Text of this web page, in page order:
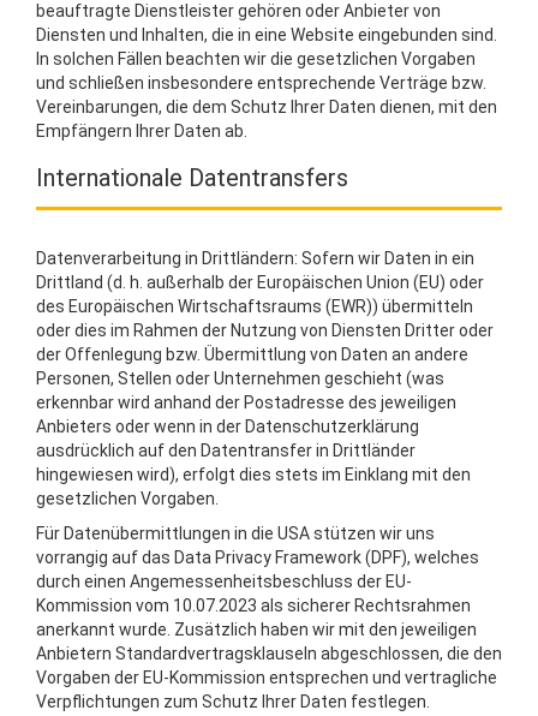
beauftragte Dienstleister gehören oder Anbieter von
Diensten und Inhalten, die in eine Website eingebunden sind.
In solchen Fällen beachten wir die gesetzlichen Vorgaben
und schließen insbesondere entsprechende Verträge bzw.
Vereinbarungen, die dem Schutz Ihrer Daten dienen, mit den
Empfängern Ihrer Daten ab.
Internationale Datentransfers
Datenverarbeitung in Drittländern: Sofern wir Daten in ein
Drittland (d. h. außerhalb der Europäischen Union (EU) oder
des Europäischen Wirtschaftsraums (EWR)) übermitteln
oder dies im Rahmen der Nutzung von Diensten Dritter oder
der Offenlegung bzw. Übermittlung von Daten an andere
Personen, Stellen oder Unternehmen geschieht (was
erkennbar wird anhand der Postadresse des jeweiligen
Anbieters oder wenn in der Datenschutzerklärung
ausdrücklich auf den Datentransfer in Drittländer
hingewiesen wird), erfolgt dies stets im Einklang mit den
gesetzlichen Vorgaben.
Für Datenübermittlungen in die USA stützen wir uns
vorrangig auf das Data Privacy Framework (DPF), welches
durch einen Angemessenheitsbeschluss der EU-
Kommission vom 10.07.2023 als sicherer Rechtsrahmen
anerkannt wurde. Zusätzlich haben wir mit den jeweiligen
Anbietern Standardvertragsklauseln abgeschlossen, die den
Vorgaben der EU-Kommission entsprechen und vertragliche
Verpflichtungen zum Schutz Ihrer Daten festlegen.